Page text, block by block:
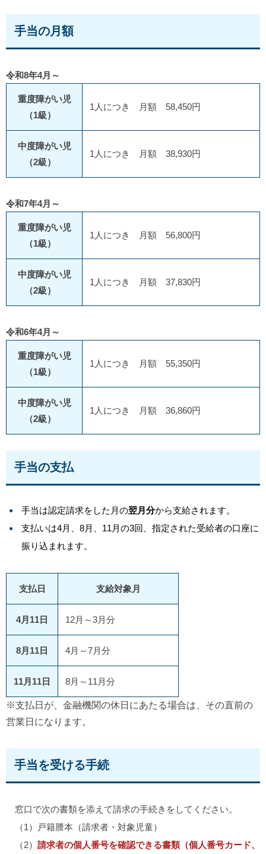
手当の月額
令和8年4月～
重度障がい児
（1級）
1人につき 月額 58,450円
中度障がい児
（2級）
1人につき 月額 38,930円
令和7年4月～
重度障がい児
（1級）
1人につき 月額 56,800円
中度障がい児
（2級）
1人につき 月額 37,830円
令和6年4月～
重度障がい児
（1級）
1人につき 月額 55,350円
中度障がい児
（2級）
1人につき 月額 36,860円
手当の支払
手当は認定請求をした月の翌月分から支給されます。
支払いは4月、8月、11月の3回、指定された受給者の口座に
振り込まれます。
支払日 支給対象月
4月11日 12月～3月分
8月11日 4月～7月分
11月11日 8月～11月分
※支払日が、金融機関の休日にあたる場合は、その直前の
営業日になります。
手当を受ける手続
窓口で次の書類を添えて請求の手続きをしてください。
（1）戸籍謄本（請求者・対象児童）
（2） 請求者の個人番号を確認できる書類（個人番号カード、